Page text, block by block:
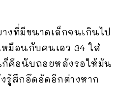
งที่มีขนาดเล็กจนเกินไป
มือนกับคนเอว 34 ใส่
ก็คือนับถอยหลังรอให้มัน
รู้สึกอึดอัดอีกต่างหาก